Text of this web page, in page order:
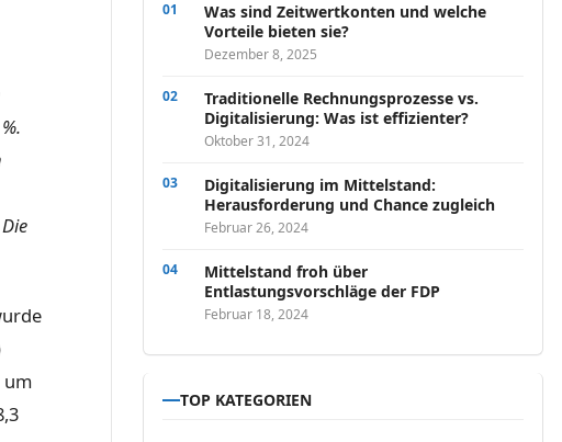
um
Was sind Zeitwertkonten und welche
Vorteile bieten sie?
Dezember 8, 2025
Traditionelle Rechnungsprozesse vs.
Digitalisierung: Was ist effizienter?
Oktober 31, 2024
Digitalisierung im Mittelstand:
Herausforderung und Chance zugleich
Februar 26, 2024
Mittelstand froh über
Entlastungsvorschläge der FDP
Februar 18, 2024
TOP KATEGORIEN